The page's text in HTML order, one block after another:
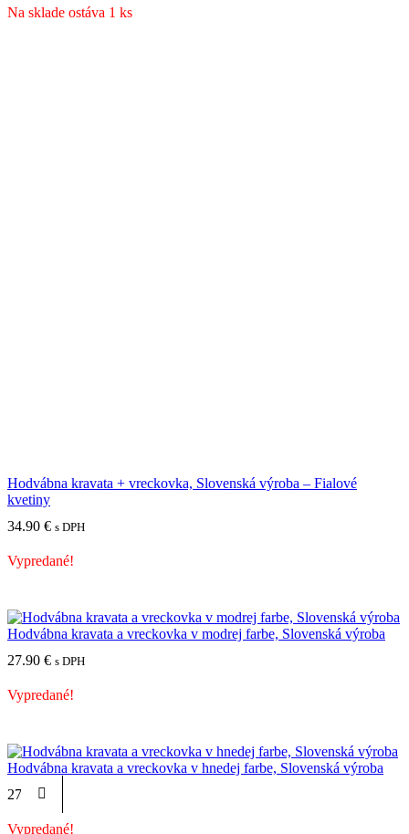
Na sklade ostáva 1 ks
Hodvábna kravata + vreckovka, Slovenská výroba – Fialové
kvetiny
34.90 € s DPH
Vypredané!
Hodvábna kravata a vreckovka v modrej farbe, Slovenská výroba
27.90 € s DPH
Vypredané!
Hodvábna kravata a vreckovka v hnedej farbe, Slovenská výroba
27.90€
Vypredané!